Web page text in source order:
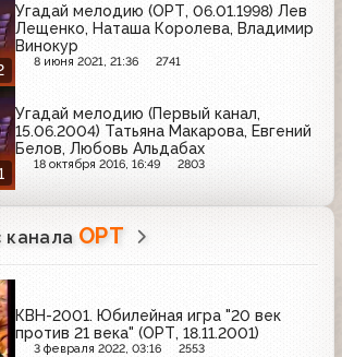
Угадай мелодию (ОРТ, 06.01.1998) Лев
Лещенко, Наташа Королева, Владимир
Винокур
8 июня 2021, 21:36 2741
Угадай мелодию (Первый канал,
15.06.2004) Татьяна Макарова, Евгений
Белов, Любовь Альдабах
18 октября 2016, 16:49 2803
канала ОРТ
КВН-2001. Юбилейная игра "20 век
против 21 века" (ОРТ, 18.11.2001)
3 февраля 2022, 03:16 2553